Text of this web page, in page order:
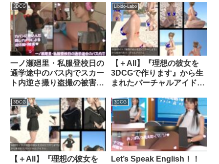
はいてない｜品番
d_452416
ズり出していた彼女だった
が、御手洗保守の悪徳事務
所の毒牙に掛かり、撮影後
にレ○プされてしまう。
（下着姿にひんむかれて犯
○れる:02-駅弁ファック）
｜d_289630│ Libido-Labo
3DCG
一ノ瀬廻里・私服登校日の
通学途中のバス内でスカー
ト内逆さ撮り盗撮の被害に
色レースの大人びたパンテ
ィ）｜d_743224
Libido-Labo
【＋All】『理想の彼女を
3DCGで作ります』から生
まれたバーチャルアイドル
ぐり）」のグラドル撮影風
写真集:Gradol_68｜
d_320881│ Libido-Labo
3DCG
【＋All】『理想の彼女を
3DCG
Let’s Speak English！！